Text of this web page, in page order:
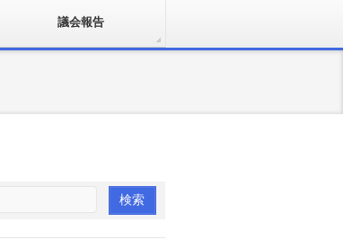
議会報告